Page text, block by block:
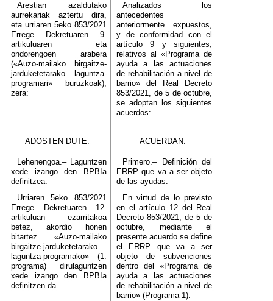
Arestian azaldutako
aurrekariak aztertu dira,
eta urriaren 5eko 853/2021
Errege Dekretuaren 9.
artikuluaren eta
ondorengoen arabera
(«Auzo-mailako birgaitze-
jarduketetarako laguntza-
programari» buruzkoak),
zera:
Analizados los
antecedentes
anteriormente expuestos,
y de conformidad con el
artículo 9 y siguientes,
relativos al «Programa de
ayuda a las actuaciones
de rehabilitación a nivel de
barrio» del Real Decreto
853/2021, de 5 de octubre,
se adoptan los siguientes
acuerdos:
ADOSTEN DUTE: ACUERDAN:
Lehenengoa.– Laguntzen
xede izango den BPBIa
definitzea.
Primero.– Definición del
ERRP que va a ser objeto
de las ayudas.
Urriaren 5eko 853/2021
Errege Dekretuaren 12.
artikuluan ezarritakoa
betez, akordio honen
bitartez «Auzo-mailako
birgaitze-jarduketetarako
laguntza-programako» (1.
programa) dirulaguntzen
xede izango den BPBIa
definitzen da.
En virtud de lo previsto
en el artículo 12 del Real
Decreto 853/2021, de 5 de
octubre, mediante el
presente acuerdo se define
el ERRP que va a ser
objeto de subvenciones
dentro del «Programa de
ayuda a las actuaciones
de rehabilitación a nivel de
barrio» (Programa 1).